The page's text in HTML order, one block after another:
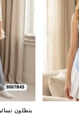
بنطلون